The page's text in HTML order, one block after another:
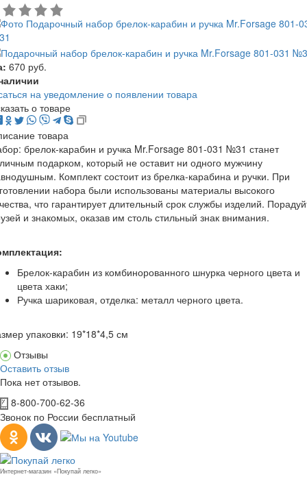
670 руб.
на уведомление о появлении товара
о товаре
товара
брелок-карабин и ручка Mr.Forsage 801-031 №31 станет
подарком, который не оставит ни одного мужчину
Комплект состоит из брелка-карабина и ручки. При
набора были использованы материалы высокого
что гарантирует длительный срок службы изделий.
и знакомых, оказав им столь стильный знак внимания.
Брелок-карабин из комбинорованного шнурка черного цвета и
цвета хаки;
Ручка шариковая, отделка: металл черного цвета.
упаковки: 19*18*4,5 см
Отзывы
Оставить отзыв
Пока нет отзывов.
8-800-700-62-36
Звонок по России бесплатный
Интернет-магазин «Покупай легко»